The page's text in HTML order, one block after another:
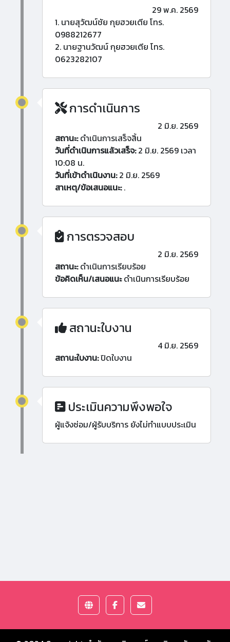
29 พ.ค. 2569
1. นายสุวัฒน์ชัย กุยฮวยเตีย โทร.
0988212677
2. นายฐานวัฒน์ กุยฮวยเตีย โทร.
0623282107
การดำเนินการ
2 มิ.ย. 2569
สถานะ:ดำเนินการเสร็จสิ้น
วันที่ดำเนินการแล้วเสร็จ:2 มิ.ย. 2569 เวลา
10:08 น.
วันที่เข้าดำเนินงาน:2 มิ.ย. 2569
สาเหตุ/ข้อเสนอแนะ:.
การตรวจสอบ
2 มิ.ย. 2569
สถานะ:ดำเนินการเรียบร้อย
ข้อคิดเห็น/เสนอแนะดำเนินการเรียบร้อย
สถานะใบงาน
4 มิ.ย. 2569
สถานะใบงาน:ปิดใบงาน
ประเมินความพึงพอใจ
ผู้แจ้งซ่อม/ผู้รับบริการ ยังไม่ทำแบบประเมิน